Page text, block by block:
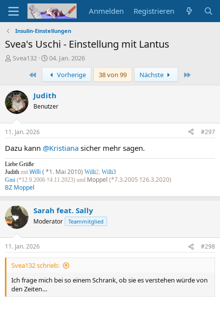
Anmelden Registrieren
Insulin-Einstellungen
Svea's Uschi - Einstellung mit Lantus
E
e
l
l
e
Svea132
E
r
s
t
e
l
m
04. Jan. 2026
Erste
Vorherige 38 von 99 Nächste
Judith
Benutzer
11. Jan. 2026 #297
Dazu kann @Kristiana sicher mehr sagen.
Liebe Grüße
Judith mit Willi ( *1. Mai 2010) Willi2, Willi3
Gini (*12.9.2006 †4.11.2023) und Moppel (*7.3.2005 †26.3.2020)
BZ Moppel
Sarah feat. Sally
Moderator Teammitglied
11. Jan. 2026 #298
Svea132 schrieb:
Ich frage mich bei so einem Schrank, ob sie es verstehen würde von
den Zeiten…